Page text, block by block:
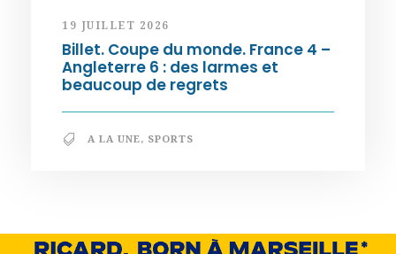
19 JUILLET 2026
Billet. Coupe du monde. France 4 –
Angleterre 6 : des larmes et
beaucoup de regrets
A LA UNE, SPORTS